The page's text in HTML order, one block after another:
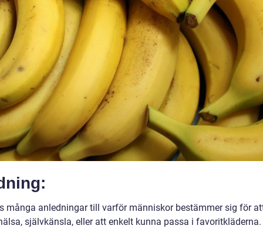
många anledningar till varför människor bestämmer sig för
självkänsla, eller att enkelt kunna passa i favoritkläderna.